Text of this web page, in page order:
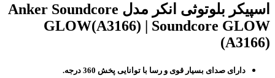
اسپیکر بلوتوثی انکر مدل Anker Soundcore
GLOW(A3166) | Soundcore GLOW
(A3166)
دارای صدای بسیار قوی و رسا با توانایی پخش 360 درجه.